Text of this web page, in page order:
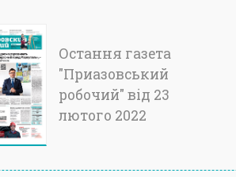
Остання газета
"Приазовський
робочий" від 23
лютого 2022